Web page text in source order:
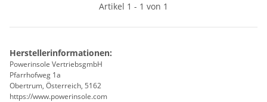
Artikel 1 - 1 von 1
Herstellerinformationen:
Powerinsole VertriebsgmbH
Pfarrhofweg 1a
Obertrum, Österreich, 5162
https://www.powerinsole.com